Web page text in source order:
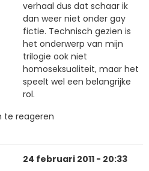
verhaal dus dat schaar ik
dan weer niet onder gay
fictie. Technisch gezien is
het onderwerp van mijn
trilogie ook niet
homoseksualiteit, maar het
speelt wel een belangrijke
rol.
te reageren
24 februari 2011 - 20:33